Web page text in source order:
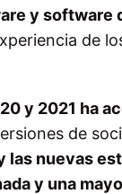
y software
de
y 2021 ha
de
las nuevas
y una